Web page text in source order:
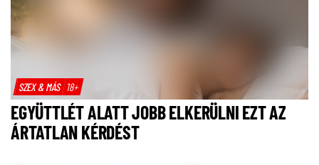
SZEX & MÁS 18+
EGYÜTTLÉT ALATT JOBB ELKERÜLNI EZT AZ
ÁRTATLAN KÉRDÉST